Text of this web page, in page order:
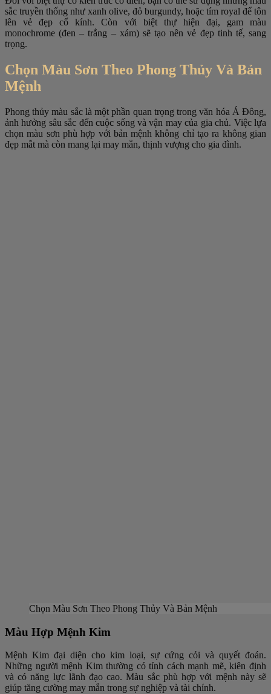
sắc truyền thống như xanh olive, đỏ burgundy, hoặc tím royal để tôn
lên vẻ đẹp cổ kính. Còn với biệt thự hiện đại, gam màu
monochrome (đen – trắng – xám) sẽ tạo nên vẻ đẹp tinh tế, sang
trọng.
Chọn Màu Sơn Theo Phong Thủy Và Bản
Mệnh
Phong thủy màu sắc là một phần quan trọng trong văn hóa Á Đông,
ảnh hưởng sâu sắc đến cuộc sống và vận may của gia chủ. Việc lựa
chọn màu sơn phù hợp với bản mệnh không chỉ tạo ra không gian
đẹp mắt mà còn mang lại may mắn, thịnh vượng cho gia đình.
Chọn Màu Sơn Theo Phong Thủy Và Bản Mệnh
Màu Hợp Mệnh Kim
Mệnh Kim đại diện cho kim loại, sự cứng cỏi và quyết đoán.
Những người mệnh Kim thường có tính cách mạnh mẽ, kiên định
và có năng lực lãnh đạo cao. Màu sắc phù hợp với mệnh này sẽ
giúp tăng cường may mắn trong sự nghiệp và tài chính.